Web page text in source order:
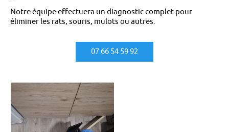
Notre équipe effectuera un diagnostic complet pour
éliminer les rats, souris, mulots ou autres.
07 66 54 59 92